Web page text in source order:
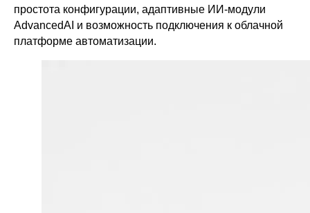
простота конфигурации, адаптивные ИИ-модули
AdvancedAI и возможность подключения к облачной
платформе автоматизации.